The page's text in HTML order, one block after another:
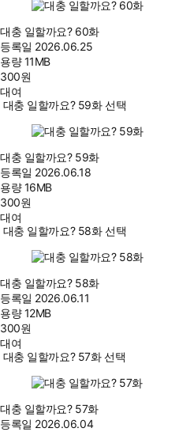
대충 일할까요? 60화
등록일 2026.06.25
용량11MB
300원
대여
대충 일할까요? 59화 선택
대충 일할까요? 59화
등록일 2026.06.18
용량16MB
300원
대여
대충 일할까요? 58화 선택
대충 일할까요? 58화
등록일 2026.06.11
용량12MB
300원
대여
대충 일할까요? 57화 선택
대충 일할까요? 57화
등록일 2026.06.04